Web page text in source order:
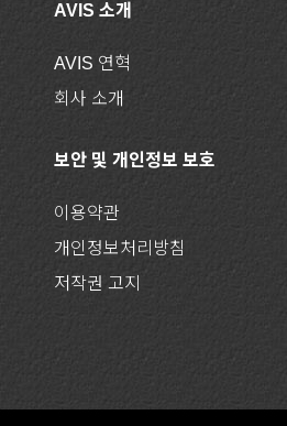
AVIS 소개
AVIS 연혁
회사 소개
보안 및 개인정보 보호
이용약관
개인정보처리방침
저작권 고지